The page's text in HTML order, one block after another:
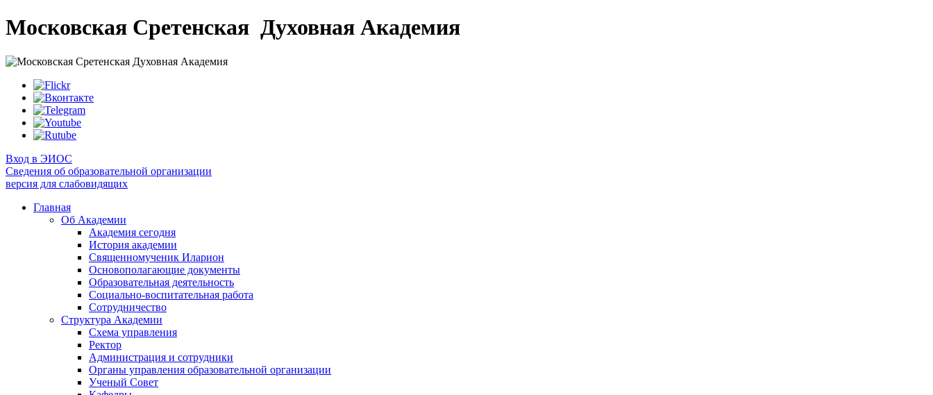
Московская Сретенская Духовная Академия
Вход в ЭИОС
Сведения об образовательной организации
версия для слабовидящих
Главная
Об Академии
Академия сегодня
История академии
Священномученик Иларион
Основополагающие документы
Образовательная деятельность
Социально-воспитательная работа
Сотрудничество
Структура Академии
Схема управления
Ректор
Администрация и сотрудники
Органы управления образовательной организации
Ученый Совет